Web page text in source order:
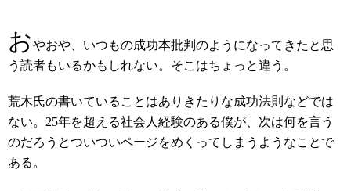
おやおや、いつもの成功本批判のようになってきたと思
う読者もいるかもしれない。そこはちょっと違う。
荒木氏の書いていることはありきたりな成功法則などでは
ない。25年を超える社会人経験のある僕が、次は何を言う
のだろうとついついページをめくってしまうようなことで
ある。